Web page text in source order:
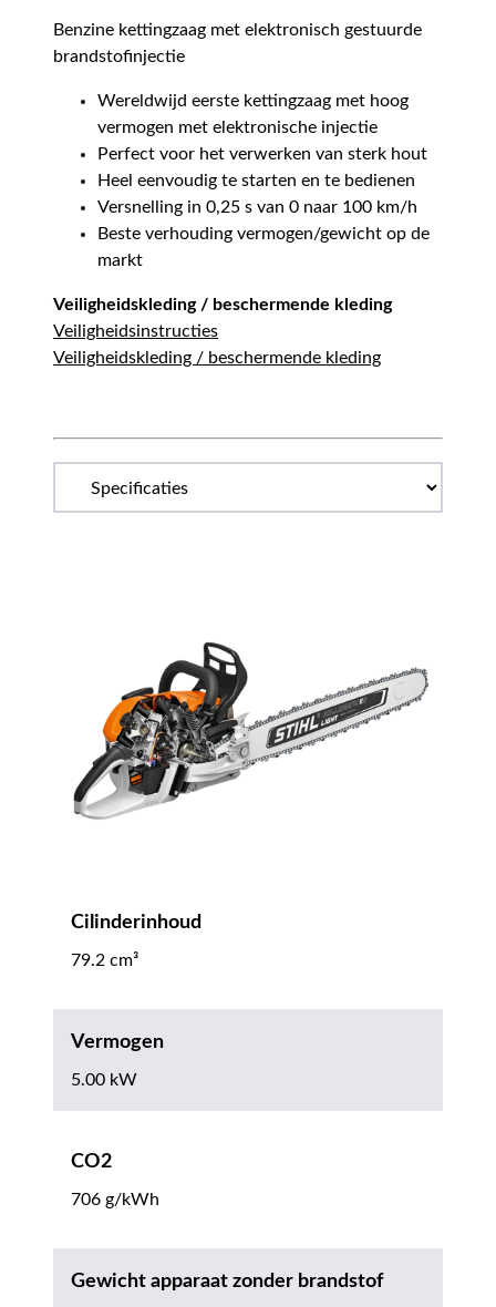
Benzine kettingzaag met elektronisch gestuurde
brandstofinjectie
Wereldwijd eerste kettingzaag met hoog
vermogen met elektronische injectie
Perfect voor het verwerken van sterk hout
Heel eenvoudig te starten en te bedienen
Versnelling in 0,25 s van 0 naar 100 km/h
Beste verhouding vermogen/gewicht op de
markt
Veiligheidskleding / beschermende kleding
Veiligheidsinstructies
Veiligheidskleding / beschermende kleding
Cilinderinhoud
79.2 cm³
Vermogen
5.00 kW
CO2
706 g/kWh
Gewicht apparaat zonder brandstof